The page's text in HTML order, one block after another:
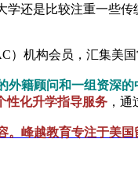
还是比较注重一些
机构会员，汇集美
外籍顾问和一组资深的
性化升学指导服务 ，
峰越教育专注于美国